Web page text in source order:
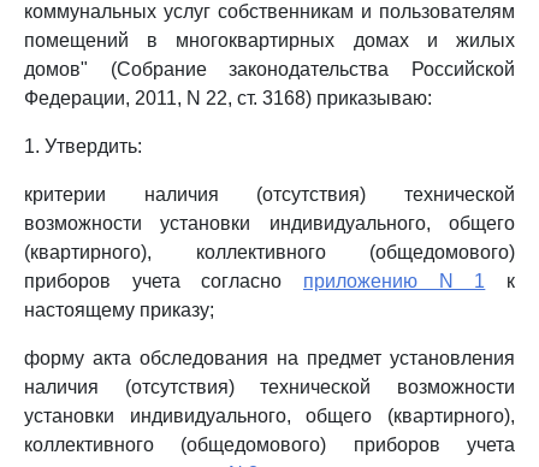
коммунальных услуг собственникам и пользователям
помещений в многоквартирных домах и жилых
домов" (Собрание законодательства Российской
Федерации, 2011, N 22, ст. 3168) приказываю:
1. Утвердить:
критерии наличия (отсутствия) технической
возможности установки индивидуального, общего
(квартирного), коллективного (общедомового)
приборов учета согласно приложению N 1 к
настоящему приказу;
форму акта обследования на предмет установления
наличия (отсутствия) технической возможности
установки индивидуального, общего (квартирного),
коллективного (общедомового) приборов учета